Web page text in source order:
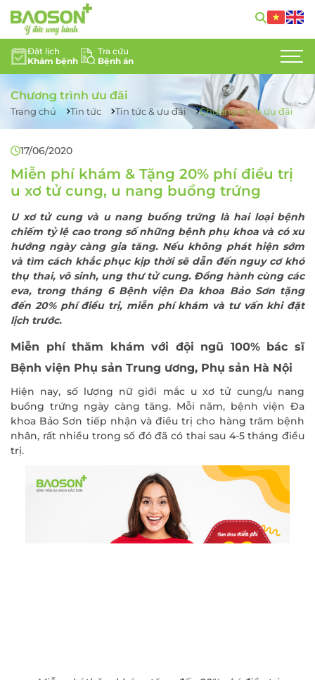
Đặt lịch
Khám bệnh
Tra cứu
Bệnh án
GIỚI THIỆU
CHUYÊN KHOA
ĐỘI NGŨ CHUYÊN GIA
HỖ TRỢ KHÁCH HÀNG
LIÊN HỆ
TUYỂN DỤNG
Chương trình ưu đãi
Trang chủ Tin tức Tin tức & ưu đãi Chương trình ưu đãi
17/06/2020
Miễn phí khám & Tặng 20% phí điều trị
u xơ tử cung, u nang buồng trứng
U xơ tử cung và u nang buồng trứng là hai loại bệnh
chiếm tỷ lệ cao trong số những bệnh phụ khoa và có xu
hướng ngày càng gia tăng. Nếu không phát hiện sớm
và tìm cách khắc phục kịp thời sẽ dẫn đến nguy cơ khó
thụ thai, vô sinh, ung thư tử cung. Đồng hành cùng các
eva, trong tháng 6 Bệnh viện Đa khoa Bảo Sơn tặng
đến 20% phí điều trị, miễn phí khám và tư vấn khi đặt
lịch trước.
Miễn phí thăm khám với đội ngũ 100% bác sĩ
Bệnh viện Phụ sản Trung ương, Phụ sản Hà Nội
Hiện nay, số lượng nữ giới mắc u xơ tử cung/u nang
buồng trứng ngày càng tăng. Mỗi năm, bệnh viện Đa
khoa Bảo Sơn tiếp nhận và điều trị cho hàng trăm bệnh
nhân, rất nhiều trong số đó đã có thai sau 4-5 tháng điều
trị.